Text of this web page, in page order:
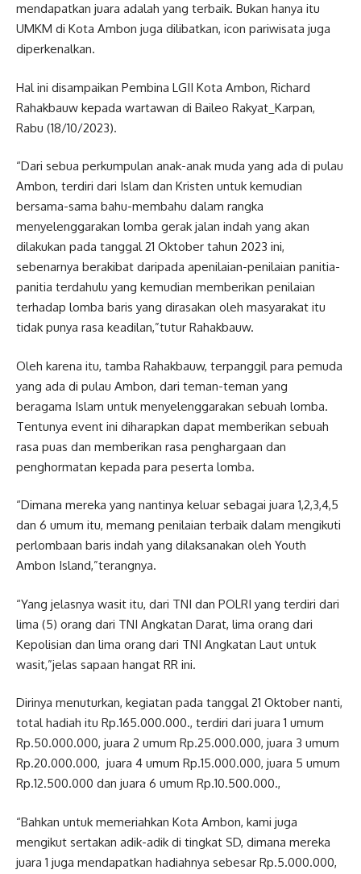
mendapatkan juara adalah yang terbaik. Bukan hanya itu
UMKM di Kota Ambon juga dilibatkan, icon pariwisata juga
diperkenalkan.
Hal ini disampaikan Pembina LGII Kota Ambon, Richard
Rahakbauw kepada wartawan di Baileo Rakyat_Karpan,
Rabu (18/10/2023).
“Dari sebua perkumpulan anak-anak muda yang ada di pulau
Ambon, terdiri dari Islam dan Kristen untuk kemudian
bersama-sama bahu-membahu dalam rangka
menyelenggarakan lomba gerak jalan indah yang akan
dilakukan pada tanggal 21 Oktober tahun 2023 ini,
sebenarnya berakibat daripada apenilaian-penilaian panitia-
panitia terdahulu yang kemudian memberikan penilaian
terhadap lomba baris yang dirasakan oleh masyarakat itu
tidak punya rasa keadilan,”tutur Rahakbauw.
Oleh karena itu, tamba Rahakbauw, terpanggil para pemuda
yang ada di pulau Ambon, dari teman-teman yang
beragama Islam untuk menyelenggarakan sebuah lomba.
Tentunya event ini diharapkan dapat memberikan sebuah
rasa puas dan memberikan rasa penghargaan dan
penghormatan kepada para peserta lomba.
“Dimana mereka yang nantinya keluar sebagai juara 1,2,3,4,5
dan 6 umum itu, memang penilaian terbaik dalam mengikuti
perlombaan baris indah yang dilaksanakan oleh Youth
Ambon Island,”terangnya.
“Yang jelasnya wasit itu, dari TNI dan POLRI yang terdiri dari
lima (5) orang dari TNI Angkatan Darat, lima orang dari
Kepolisian dan lima orang dari TNI Angkatan Laut untuk
wasit,”jelas sapaan hangat RR ini.
Dirinya menuturkan, kegiatan pada tanggal 21 Oktober nanti,
total hadiah itu Rp.165.000.000., terdiri dari juara 1 umum
Rp.50.000.000, juara 2 umum Rp.25.000.000, juara 3 umum
Rp.20.000.000, juara 4 umum Rp.15.000.000, juara 5 umum
Rp.12.500.000 dan juara 6 umum Rp.10.500.000.,
“Bahkan untuk memeriahkan Kota Ambon, kami juga
mengikut sertakan adik-adik di tingkat SD, dimana mereka
juara 1 juga mendapatkan hadiahnya sebesar Rp.5.000.000,